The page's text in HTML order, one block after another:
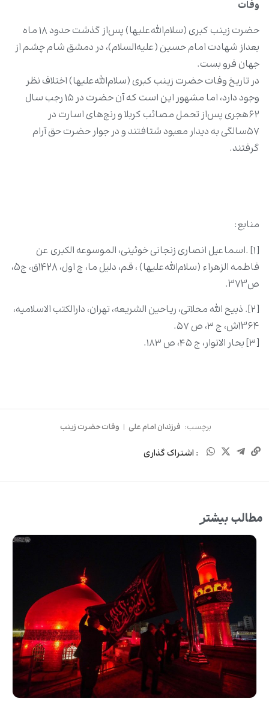
وفات
حضرت زینب کبری (سلام‌الله‌علیها) پس‌از گذشت حدود ۱۸ ماه
بعداز شهادت امام حسین (علیه‌السلام)، در دمشق شام چشم از
جهان فرو بست.
در تاریخ وفات حضرت زینب کبری (سلام‌الله‌علیها) اختلاف نظر
وجود دارد، اما مشهور این است که آن حضرت در ۱۵ رجب سال
۶۲هجری پس‌‌از تحمل مصائب کربلا و رنج‌های اسارت در
۵۷سالگی به دیدار معبود شتافتند و در جوار حضرت حق آرام
گرفتند.
منابع:
[۱] .اسماعیل انصارى زنجانى خوئینى‏، الموسوعه الکبرى عن
فاطمه الزهراء (سلام‌الله‌علیها) ، قم، دلیل ما، چ اول، 1428ق،‏ ج5،
ص373.
[۲]. ذبیح الله محلاتى، ریاحین الشریعه، تهران، دارالکتب الاسلامیه،
1364ش، ج ۳، ص ۵۷.
[۳] بحار الانوار، ج ۴۵، ص ۱۸۳.
برچسب: فرزندان امام علی | وفات حضرت زینب
: اشتراک گذاری
مطالب بیشتر